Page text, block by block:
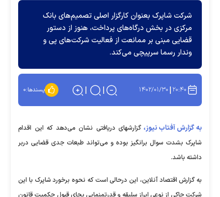
شرکت شاپرک بعنوان کارگزار اصلی تصمیم‌های بانک
مرکزی در بخش درگاه‌های پرداخت، هنوز از دستور
قضایی مبنی بر ممانعت از فعالیت شرکت‌های پی و
وندار رسما سرپیچی می‌کند.
۲۰:۴۰ ۱۴۰۲/۰۱/۳۰ پسندها:۰
به گزارش آفتاب نیوز، گزارشهای دریافتی نشان می‌دهد که این اقدام
شاپرک بشدت سوال برانگیز بوده و می‌تواند طبعات جدی قضایی دربر
داشته باشد.
به گزارش اقتصاد آنلاین، این درحالی است که نحوه برخورد شاپرک با این
شرکت حاکی از نوعی ابراز سلیقه و قدرتمنمایی بجای قبول حکمیت قانون